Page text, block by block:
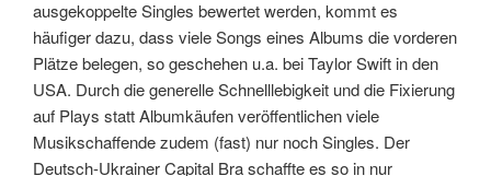
ausgekoppelte Singles bewertet werden, kommt es
häufiger dazu, dass viele Songs eines Albums die vorderen
Plätze belegen, so geschehen u.a. bei Taylor Swift in den
USA. Durch die generelle Schnelllebigkeit und die Fixierung
auf Plays statt Albumkäufen veröffentlichen viele
Musikschaffende zudem (fast) nur noch Singles. Der
Deutsch-Ukrainer Capital Bra schaffte es so in nur